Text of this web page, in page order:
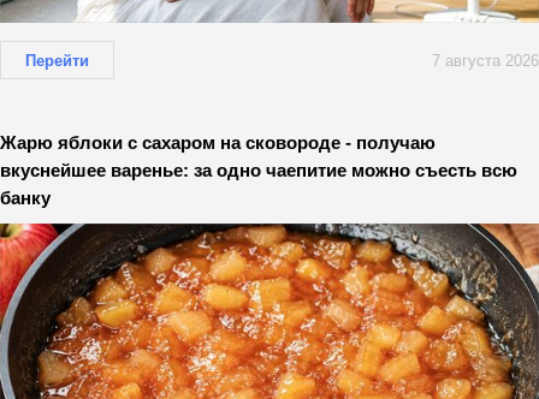
Перейти 7 августа 2026
Жарю яблоки с сахаром на сковороде - получаю
вкуснейшее варенье: за одно чаепитие можно съесть всю
банку